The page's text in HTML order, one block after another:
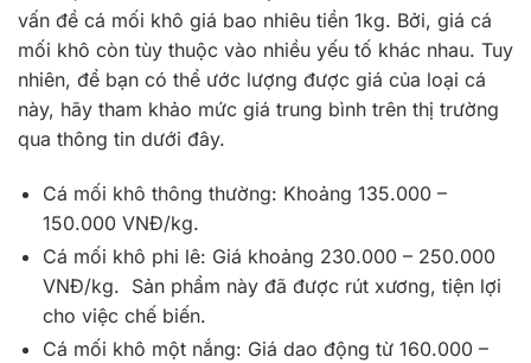
vấn đề cá mối khô giá bao nhiêu tiền 1kg. Bởi, giá cá
mối khô còn tùy thuộc vào nhiều yếu tố khác nhau. Tuy
nhiên, để bạn có thể ước lượng được giá của loại cá
này, hãy tham khảo mức giá trung bình trên thị trường
qua thông tin dưới đây.
Cá mối khô thông thường: Khoảng 135.000 –
150.000 VNĐ/kg.
Cá mối khô phi lê: Giá khoảng 230.000 – 250.000
VNĐ/kg. Sản phẩm này đã được rút xương, tiện lợi
cho việc chế biến. ​
Cá mối khô một nắng: Giá dao động từ 160.000 –